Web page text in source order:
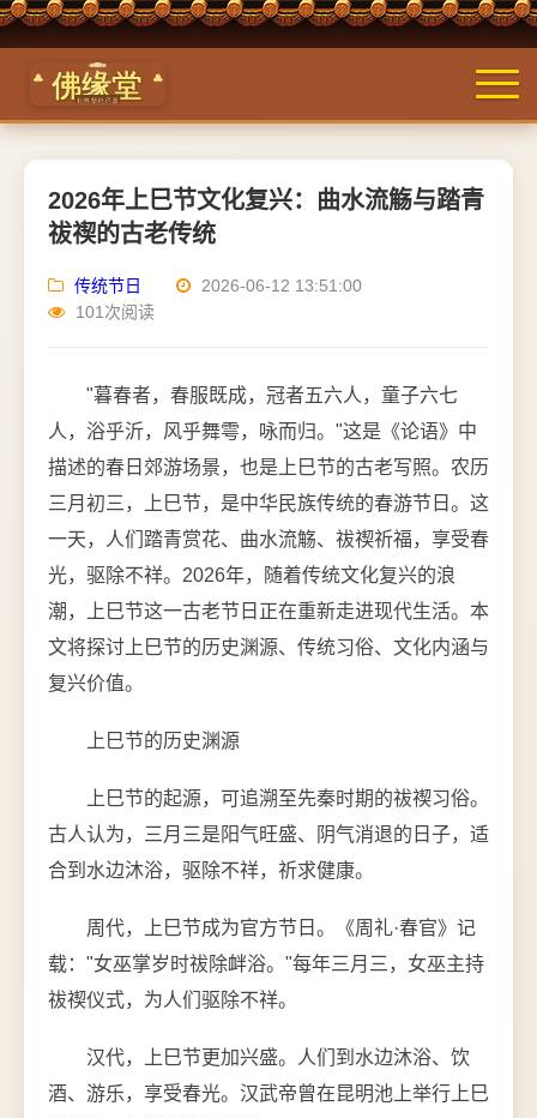
2026年上巳节文化复兴：曲水流觞与踏青
祓禊的古老传统
传统节日
2026-06-12 13:51:00
101次阅读
"暮春者，春服既成，冠者五六人，童子六七
人，浴乎沂，风乎舞雩，咏而归。"这是《论语》中
描述的春日郊游场景，也是上巳节的古老写照。农历
三月初三，上巳节，是中华民族传统的春游节日。这
一天，人们踏青赏花、曲水流觞、祓禊祈福，享受春
光，驱除不祥。2026年，随着传统文化复兴的浪
潮，上巳节这一古老节日正在重新走进现代生活。本
文将探讨上巳节的历史渊源、传统习俗、文化内涵与
复兴价值。
上巳节的历史渊源
上巳节的起源，可追溯至先秦时期的祓禊习俗。
古人认为，三月三是阳气旺盛、阴气消退的日子，适
合到水边沐浴，驱除不祥，祈求健康。
周代，上巳节成为官方节日。《周礼·春官》记
载："女巫掌岁时祓除衅浴。"每年三月三，女巫主持
祓禊仪式，为人们驱除不祥。
汉代，上巳节更加兴盛。人们到水边沐浴、饮
酒、游乐，享受春光。汉武帝曾在昆明池上举行上巳